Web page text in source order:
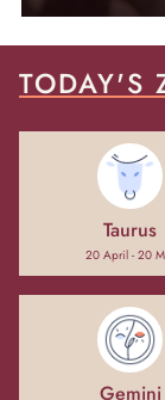
TODAY'S
Taurus
20 April - 20
Gemini